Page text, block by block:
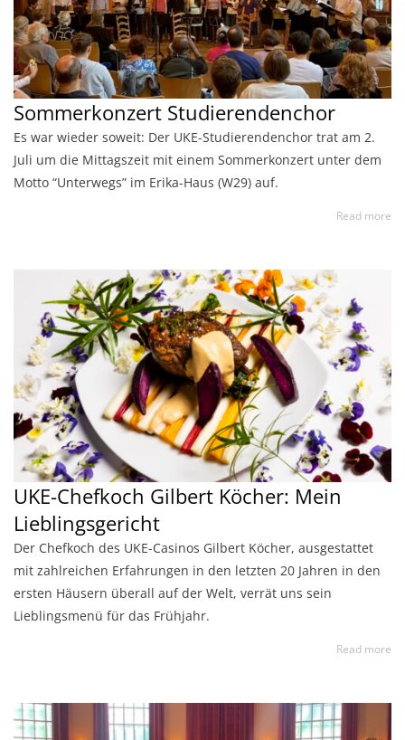
Sommerkonzert Studierendenchor
Es war wieder soweit: Der UKE-Studierendenchor trat am 2.
Juli um die Mittagszeit mit einem Sommerkonzert unter dem
Motto “Unterwegs” im Erika-Haus (W29) auf.
Read more
UKE-Chefkoch Gilbert Köcher: Mein
Lieblingsgericht
Der Chefkoch des UKE-Casinos Gilbert Köcher, ausgestattet
mit zahlreichen Erfahrungen in den letzten 20 Jahren in den
ersten Häusern überall auf der Welt, verrät uns sein
Lieblingsmenü für das Frühjahr.
Read more